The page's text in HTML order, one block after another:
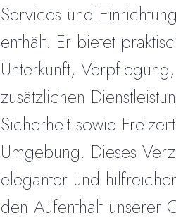
Services und
enthält. Er bietet
Unterkunft,
zusätzlichen
Sicherheit sowie
Umgebung. Dieses
eleganter und
den Aufenthalt unserer